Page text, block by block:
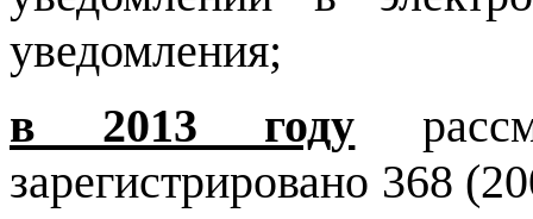
уведомления;
в 2013 году
зарегистрировано 368